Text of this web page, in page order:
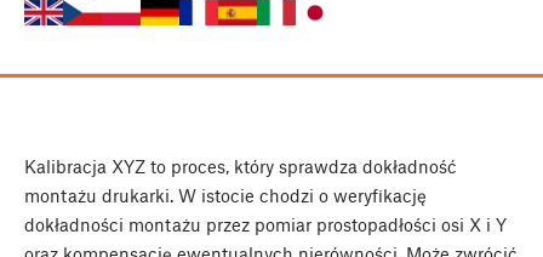
Kalibracja XYZ to proces, który sprawdza dokładność
montażu drukarki. W istocie chodzi o weryfikację
dokładności montażu przez pomiar prostopadłości osi X i Y